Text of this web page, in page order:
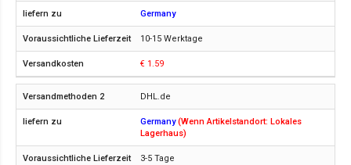
Germany
10-15 Werktage
€ 1.59
DHL.de
Germany(Wenn Artikelstandort: Lokales
Lagerhaus)
3-5 Tage